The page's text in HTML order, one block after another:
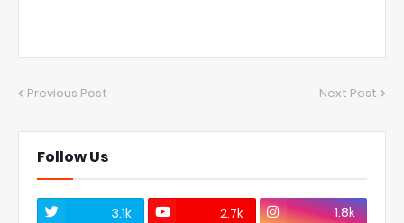
Previous Post Next Post
Follow Us
3.1k 2.7k 1.8k